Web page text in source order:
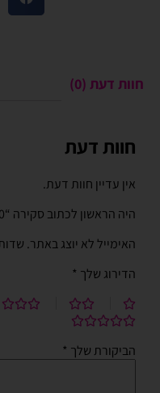
חוות דעת (0)
חוות דעת
אין עדיין חוות דעת.
היה הראשון לכתוב סקירה “10 יח' צלחות נייר טיקטוק 7"”
האימייל לא יוצג באתר.
הדירוג שלך *
הביקורת שלך *